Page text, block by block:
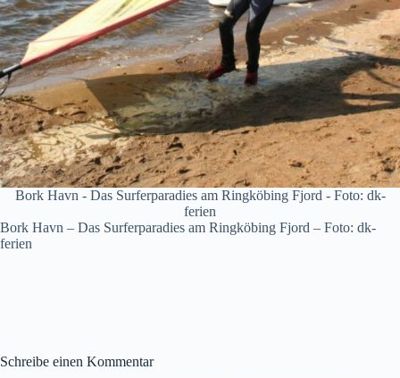
Bork Havn - Das Surferparadies am Ringköbing Fjord - Foto: dk-
ferien
Bork Havn – Das Surferparadies am Ringköbing Fjord – Foto: dk-
ferien
Schreibe einen Kommentar